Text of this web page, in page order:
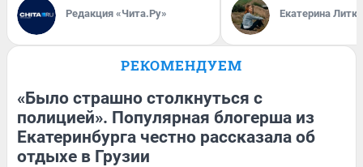
Редакция «Чита.Ру» Екатерина
РЕКОМЕНДУЕМ
«Было страшно столкнуться с
полицией». Популярная блогерша из
Екатеринбурга честно рассказала об
отдыхе в Грузии